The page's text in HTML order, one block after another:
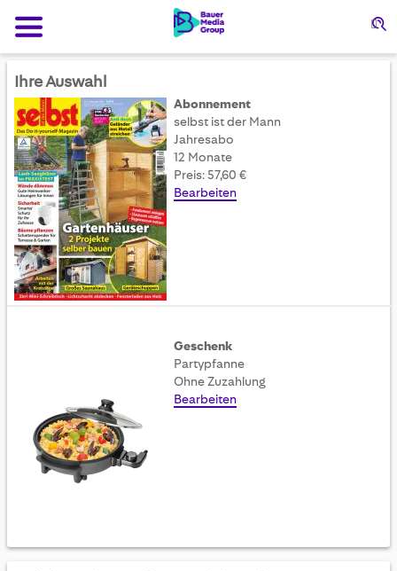
Ihre Auswahl
Abonnement
selbst ist der Mann
Jahresabo
12 Monate
Preis: 57,60 €
Bearbeiten
Geschenk
Partypfanne
Ohne Zuzahlung
Bearbeiten